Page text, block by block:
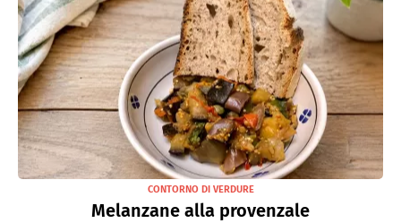
CONTORNO DI VERDURE
Melanzane alla provenzale